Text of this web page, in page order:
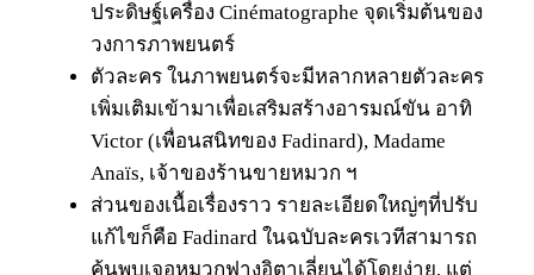
ประดิษฐ์เครื่อง Cinématographe จุดเริ่มต้นของ
วงการภาพยนตร์
ตัวละคร ในภาพยนตร์จะมีหลากหลายตัวละคร
เพิ่มเติมเข้ามาเพื่อเสริมสร้างอารมณ์ขัน อาทิ
Victor (เพื่อนสนิทของ Fadinard), Madame
Anaïs, เจ้าของร้านขายหมวก ฯ
ส่วนของเนื้อเรื่องราว รายละเอียดใหญ่ๆที่ปรับ
แก้ไขก็คือ Fadinard ในฉบับละครเวทีสามารถ
ค้นพบเจอหมวกฟางอิตาเลี่ยนได้โดยง่าย, แต่